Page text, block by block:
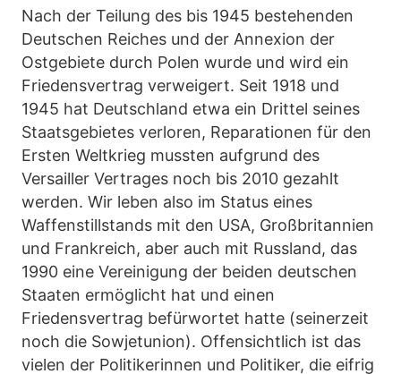
Nach der Teilung des bis 1945 bestehenden
Deutschen Reiches und der Annexion der
Ostgebiete durch Polen wurde und wird ein
Friedensvertrag verweigert. Seit 1918 und
1945 hat Deutschland etwa ein Drittel seines
Staatsgebietes verloren, Reparationen für den
Ersten Weltkrieg mussten aufgrund des
Versailler Vertrages noch bis 2010 gezahlt
werden. Wir leben also im Status eines
Waffenstillstands mit den USA, Großbritannien
und Frankreich, aber auch mit Russland, das
1990 eine Vereinigung der beiden deutschen
Staaten ermöglicht hat und einen
Friedensvertrag befürwortet hatte (seinerzeit
noch die Sowjetunion). Offensichtlich ist das
vielen der Politikerinnen und Politiker, die eifrig